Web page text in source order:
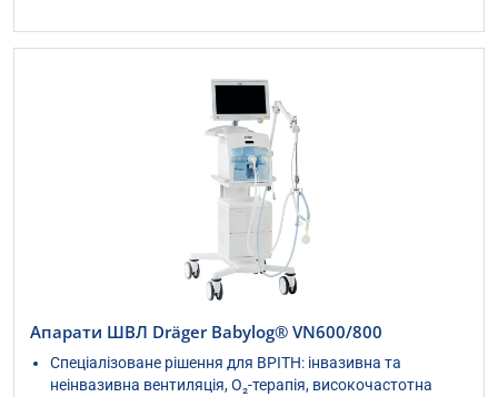
Апарати ШВЛ Dräger Babylog® VN600/800
Спеціалізоване рішення для ВРІТН: інвазивна та
неінвазивна вентиляція, O₂-терапія, високочастотна